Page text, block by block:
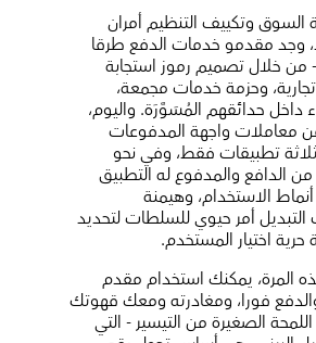
السوق وتكييف التنظيم أمران
وجد مقدمو خدمات الدفع طرقا
خلال تصميم رموز استجابة
وحزمة خدمات مجمعة،
داخل حدائقهم المُسَوَّرَة. واليوم،
من 95% من معاملات واجهة المدفوعات
تطبيقات فقط، وفي نحو
الدافع والمدفوع له التطبيق
الاستخدام، وهيمنة
التبديل أمر حيوي للسلطات لتحديد
اختيار المستخدم.
المرة، يمكنك استخدام مقدم
فورا، ومغادرته ومعك قهوتك
الصغيرة من التيسير - التي